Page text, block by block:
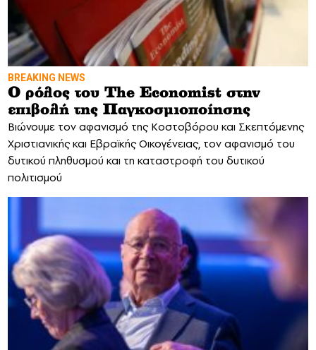
BREAKING NEWS
Ο ρόλος του The Economist στην
επιβολή της Παγκοσμιοποίησης
Βιώνουμε τον αφανισμό της Κοστοβόρου και Σκεπτόμενης
Χριστιανικής και Εβραϊκής Οικογένειας, τον αφανισμό του
δυτικού πληθυσμού και τη καταστροφή του δυτικού
πολιτισμού